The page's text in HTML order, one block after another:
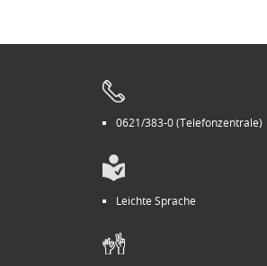
0621/383-0 (Telefonzentrale)
Leichte Sprache